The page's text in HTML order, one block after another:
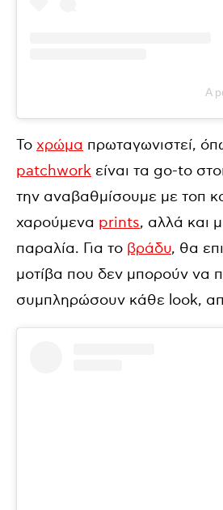
A
Το χρώμα πρωταγωνιστεί,
patchwork είναι τα go-to
την αναβαθμίσουμε με τοπ
χαρούμενα prints, αλλά και
παραλία. Για το βράδυ, θα
μοτίβα που δεν μπορούν να
συμπληρώσουν κάθε look,